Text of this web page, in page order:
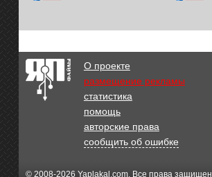
О проекте
размещение рекламы
статистика
помощь
авторские права
сообщить об ошибке
© 2008-2026 Yaplakal.com. Все права